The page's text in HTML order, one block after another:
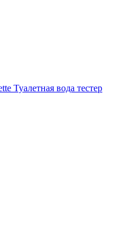
Туалетная вода тестер